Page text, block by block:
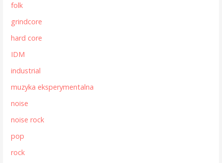
folk
grindcore
hard core
IDM
industrial
muzyka eksperymentalna
noise
noise rock
pop
rock